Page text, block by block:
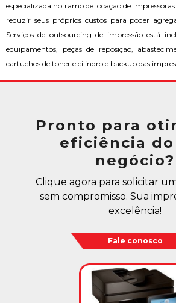
especializada no ramo de locação de
reduzir seus próprios custos para poder
Serviços de outsourcing de impressão está
equipamentos, peças de reposição,
cartuchos de toner e cilindro e backup das
Pronto para
eficiência do
negócio?
Clique agora para solicitar
sem compromisso. Sua
excelência!
Fale conosco